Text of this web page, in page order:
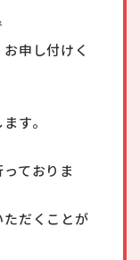
申し付けく
す。
ておりま
だくことが